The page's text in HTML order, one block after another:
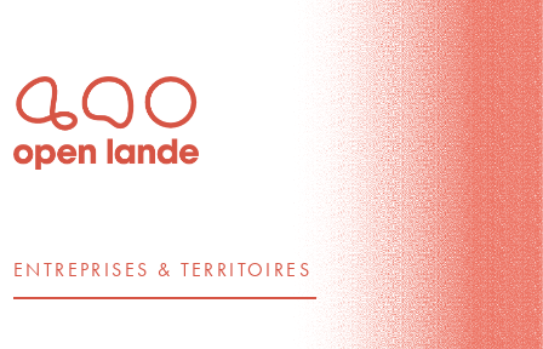
ENTREPRISES & TERRITOIRES